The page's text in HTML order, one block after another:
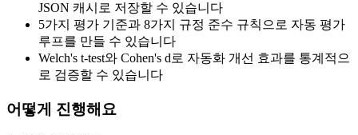
JSON 캐시로 저장할 수 있습니다
5가지 평가 기준과 8가지 규정 준수 규칙으로 자동 평가
루프를 만들 수 있습니다
Welch's t-test와 Cohen's d로 자동화 개선 효과를 통계적으
로 검증할 수 있습니다
어떻게 진행해요